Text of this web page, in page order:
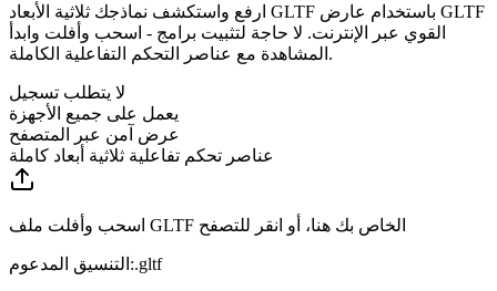
ارفع واستكشف نماذجك ثلاثية الأبعاد GLTF باستخدام عارض GLTF
القوي عبر الإنترنت. لا حاجة لتثبيت برامج - اسحب وأفلت وابدأ
المشاهدة مع عناصر التحكم التفاعلية الكاملة.
لا يتطلب تسجيل
يعمل على جميع الأجهزة
عرض آمن عبر المتصفح
عناصر تحكم تفاعلية ثلاثية أبعاد كاملة
اسحب وأفلت ملف GLTF الخاص بك هنا، أو انقر للتصفح
التنسيق المدعوم:.gltf